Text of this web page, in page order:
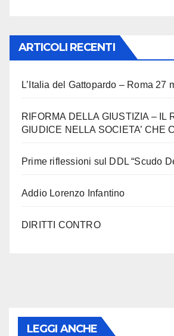
ARTICOLI RECENTI
L’Italia del Gattopardo – Roma 27
RIFORMA DELLA GIUSTIZIA – IL
GIUDICE NELLA SOCIETA’ CHE
Prime riflessioni sul DDL “Scudo
Addio Lorenzo Infantino
DIRITTI CONTRO
LEGGI ANCHE